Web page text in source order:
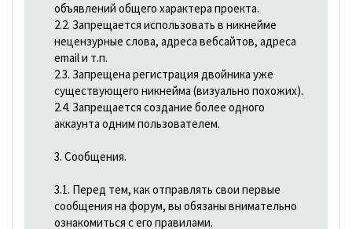
объявлений общего характера проекта.
2.2. Запрещается использовать в никнейме
нецензурные слова, адреса вебсайтов, адреса
email и т.п.
2.3. Запрещена регистрация двойника уже
существующего никнейма (визуально похожих).
2.4. Запрещается создание более одного
аккаунта одним пользователем.
3. Сообщения.
3.1. Перед тем, как отправлять свои первые
сообщения на форум, вы обязаны внимательно
ознакомиться с его правилами.